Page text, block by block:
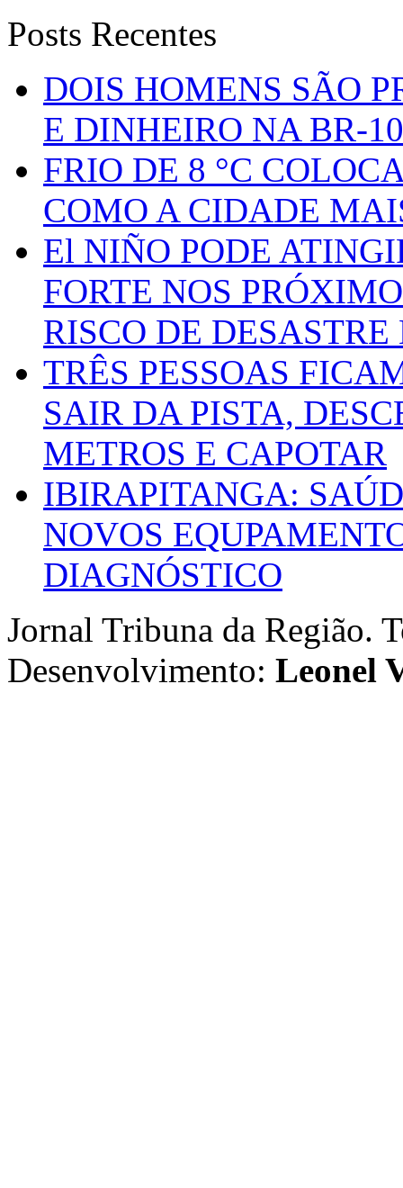
Posts Recentes
DOIS HOMENS SÃO
E DINHEIRO NA BR-
FRIO DE 8 °C
COMO A CIDADE
El NIÑO PODE
FORTE NOS
RISCO DE
TRÊS PESSOAS
SAIR DA PISTA,
METROS E CAPOTAR
IBIRAPITANGA:
NOVOS
DIAGNÓSTICO
Jornal Tribuna da Região.
Desenvolvimento: Leonel